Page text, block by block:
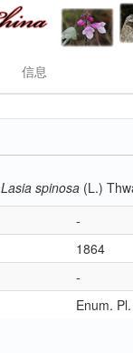
信息
Lasia spinosa (L.)
-
1864
-
Enum.